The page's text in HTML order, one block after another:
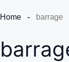
Home barrage